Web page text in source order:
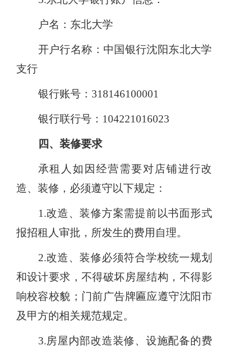
户名：东北大学
开户行名称：中国银行沈阳东北大学
支行
银行账号： 318146100001
银行联行号： 104221016023
四、装修要求
承租人如因经营需要对店铺进行改
造、装修，必须遵守以下规定：
1.改造、装修方案需提前以书面形式
报招租人审批，所发生的费用自理。
2.改造、装修必须符合学校统一规划
和设计要求，不得破坏房屋结构，不得影
响校容校貌；门前广告牌匾应遵守沈阳市
及甲方的相关规范规定。
3.房屋内部改造装修、设施配备的费